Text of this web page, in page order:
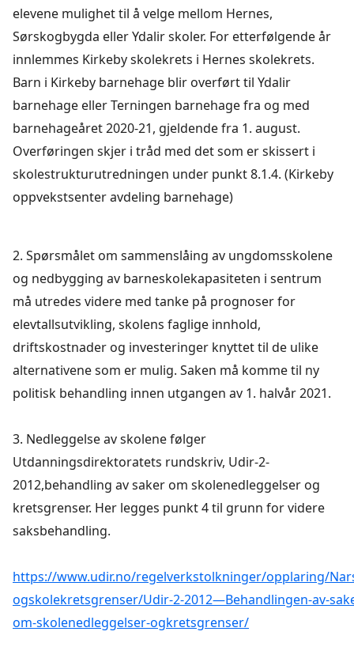
elevene mulighet til å velge mellom Hernes,
Sørskogbygda eller Ydalir skoler. For etterfølgende år
innlemmes Kirkeby skolekrets i Hernes skolekrets.
Barn i Kirkeby barnehage blir overført til Ydalir
barnehage eller Terningen barnehage fra og med
barnehageåret 2020-21, gjeldende fra 1. august.
Overføringen skjer i tråd med det som er skissert i
skolestrukturutredningen under punkt 8.1.4. (Kirkeby
oppvekstsenter avdeling barnehage)
2. Spørsmålet om sammenslåing av ungdomsskolene
og nedbygging av barneskolekapasiteten i sentrum
må utredes videre med tanke på prognoser for
elevtallsutvikling, skolens faglige innhold,
driftskostnader og investeringer knyttet til de ulike
alternativene som er mulig. Saken må komme til ny
politisk behandling innen utgangen av 1. halvår 2021.
3. Nedleggelse av skolene følger
Utdanningsdirektoratets rundskriv, Udir-2-
2012,behandling av saker om skolenedleggelser og
kretsgrenser. Her legges punkt 4 til grunn for videre
saksbehandling.
https://www.udir.no/regelverkstolkninger/opplaring/
ogskolekretsgrenser/Udir-2-2012—Behandlingen-av-
om-skolenedleggelser-ogkretsgrenser/